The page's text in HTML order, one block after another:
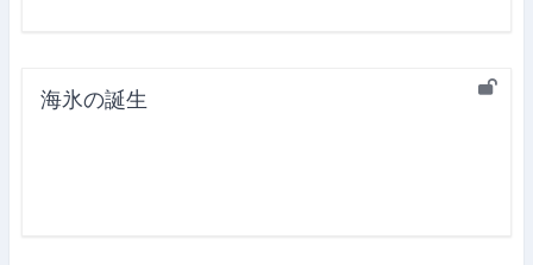
海氷の誕生